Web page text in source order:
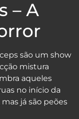
– A
são um show
mistura
aqueles
no início da
já são peões